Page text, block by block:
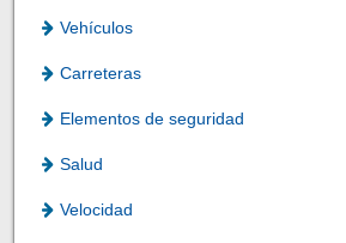
Vehículos
Carreteras
Elementos de seguridad
Salud
Velocidad